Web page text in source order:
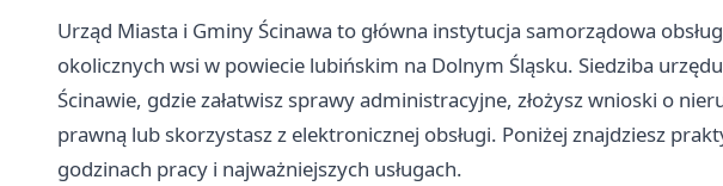
Urząd Miasta i Gminy Ścinawa to główna instytucja samorządowa
okolicznych wsi w powiecie lubińskim na Dolnym Śląsku. Siedziba
Ścinawie, gdzie załatwisz sprawy administracyjne, złożysz wnioski o
prawną lub skorzystasz z elektronicznej obsługi. Poniżej znajdziesz
godzinach pracy i najważniejszych usługach.